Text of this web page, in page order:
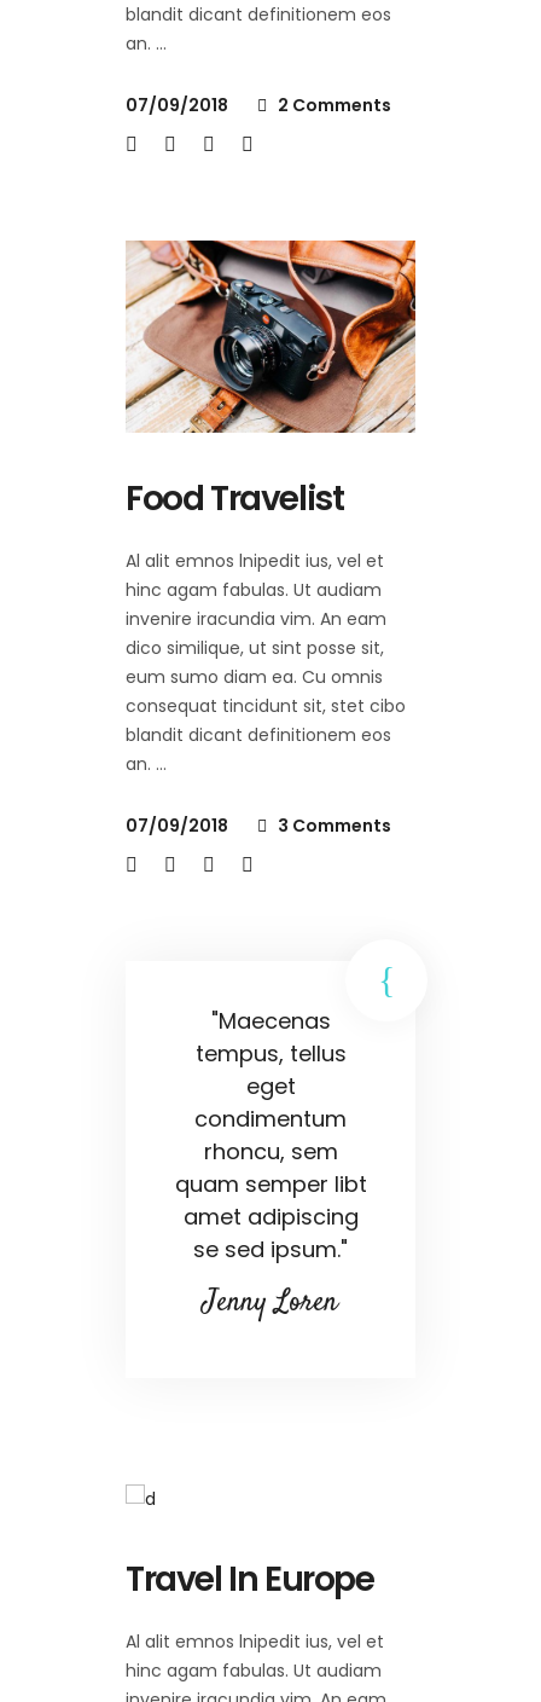
blandit dicant definitionem eos
an.
07/09/2018 2 Comments
Food Travelist
Al alit emnos lnipedit ius, vel et
hinc agam fabulas. Ut audiam
invenire iracundia vim. An eam
dico similique, ut sint posse sit,
eum sumo diam ea. Cu omnis
consequat tincidunt sit, stet cibo
blandit dicant definitionem eos
an.
07/09/2018 3 Comments
"Maecenas
tempus, tellus
eget
condimentum
rhoncu, sem
quam semper libt
amet adipiscing
se sed ipsum."
Jenny Loren
Travel In Europe
Al alit emnos lnipedit ius, vel et
hinc agam fabulas. Ut audiam